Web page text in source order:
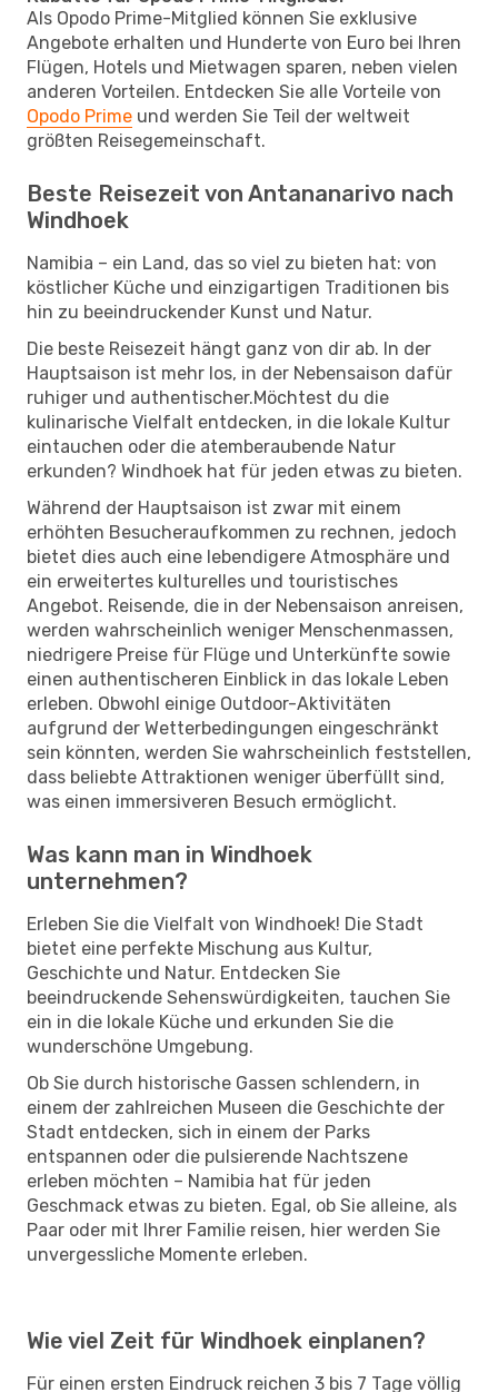
Als Opodo Prime-Mitglied können Sie exklusive
Angebote erhalten und Hunderte von Euro bei Ihren
Flügen, Hotels und Mietwagen sparen, neben vielen
anderen Vorteilen. Entdecken Sie alle Vorteile von
Opodo Prime und werden Sie Teil der weltweit
größten Reisegemeinschaft.
Beste Reisezeit von Antananarivo nach
Windhoek
Namibia – ein Land, das so viel zu bieten hat: von
köstlicher Küche und einzigartigen Traditionen bis
hin zu beeindruckender Kunst und Natur.
Die beste Reisezeit hängt ganz von dir ab. In der
Hauptsaison ist mehr los, in der Nebensaison dafür
ruhiger und authentischer.Möchtest du die
kulinarische Vielfalt entdecken, in die lokale Kultur
eintauchen oder die atemberaubende Natur
erkunden? Windhoek hat für jeden etwas zu bieten.
Während der Hauptsaison ist zwar mit einem
erhöhten Besucheraufkommen zu rechnen, jedoch
bietet dies auch eine lebendigere Atmosphäre und
ein erweitertes kulturelles und touristisches
Angebot. Reisende, die in der Nebensaison anreisen,
werden wahrscheinlich weniger Menschenmassen,
niedrigere Preise für Flüge und Unterkünfte sowie
einen authentischeren Einblick in das lokale Leben
erleben. Obwohl einige Outdoor-Aktivitäten
aufgrund der Wetterbedingungen eingeschränkt
sein könnten, werden Sie wahrscheinlich feststellen,
dass beliebte Attraktionen weniger überfüllt sind,
was einen immersiveren Besuch ermöglicht.
Was kann man in Windhoek
unternehmen?
Erleben Sie die Vielfalt von Windhoek! Die Stadt
bietet eine perfekte Mischung aus Kultur,
Geschichte und Natur. Entdecken Sie
beeindruckende Sehenswürdigkeiten, tauchen Sie
ein in die lokale Küche und erkunden Sie die
wunderschöne Umgebung.
Ob Sie durch historische Gassen schlendern, in
einem der zahlreichen Museen die Geschichte der
Stadt entdecken, sich in einem der Parks
entspannen oder die pulsierende Nachtszene
erleben möchten – Namibia hat für jeden
Geschmack etwas zu bieten. Egal, ob Sie alleine, als
Paar oder mit Ihrer Familie reisen, hier werden Sie
unvergessliche Momente erleben.
Wie viel Zeit für Windhoek einplanen?
Für einen ersten Eindruck reichen 3 bis 7 Tage völlig